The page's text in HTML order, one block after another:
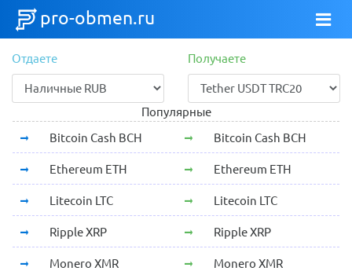
pro-obmen.ru
Отдаете Получаете
Популярные
Bitcoin Cash BCH
Bitcoin Cash BCH
Ethereum ETH Ethereum ETH
Litecoin LTC Litecoin LTC
Ripple XRP Ripple XRP
Monero XMR Monero XMR